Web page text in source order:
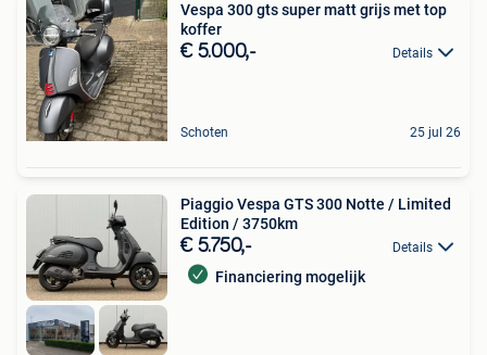
Vespa 300 gts super matt grijs met top
koffer
€ 5.000,- Details
Schoten 25 jul 26
Piaggio Vespa GTS 300 Notte / Limited
Edition / 3750km
€ 5.750,- Details
Financiering mogelijk